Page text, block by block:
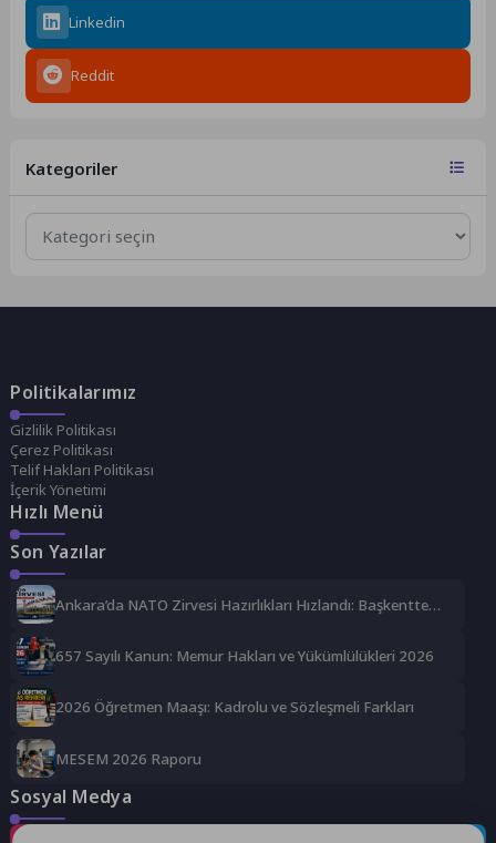
Linkedin
Reddit
Kategoriler
Kategoriler
Politikalarımız
Gizlilik Politikası
Çerez Politikası
Telif Hakları Politikası
İçerik Yönetimi
Hızlı Menü
Son Yazılar
Ankara’da NATO Zirvesi Hazırlıkları Hızlandı: Başkentte
657 Sayılı Kanun: Memur Hakları ve Yükümlülükleri 2026
2026 Öğretmen Maaşı: Kadrolu ve Sözleşmeli Farkları
MESEM 2026 Raporu
Sosyal Medya